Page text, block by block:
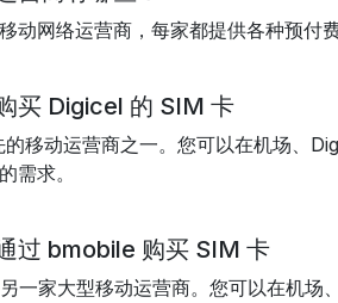
动网络运营商，每家都提供各种预
买 Digicel 的 SIM 卡
移动运营商之一。您可以在机场、
需求。
过 bmobile 购买 SIM 卡
一家大型移动运营商。您可以在机